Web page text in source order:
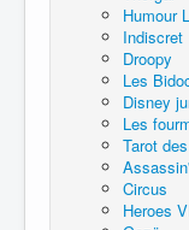
Humour
Indiscret
Droopy
Les
Disney
Les
Tarot
Circus
Heroes